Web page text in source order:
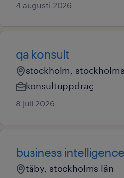
4 augusti 2026
qa konsult
stockholm,
konsultuppdrag
8 juli 2026
business
täby, stockholms län